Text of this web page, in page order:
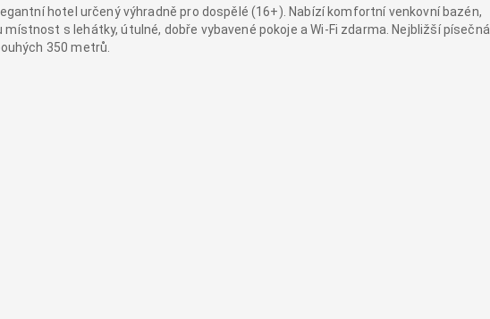
hotel určený výhradně pro dospělé (16+). Nabízí komfortní venkovní bazén,
s lehátky, útulné, dobře vybavené pokoje a Wi-Fi zdarma. Nejbližší písečná
350 metrů.